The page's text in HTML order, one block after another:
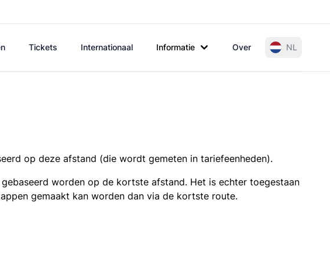
Tickets Internationaal Informatie Over NL
op deze afstand (die wordt gemeten in tariefeenheden).
worden op de kortste afstand. Het is echter toegestaan
gemaakt kan worden dan via de kortste route.